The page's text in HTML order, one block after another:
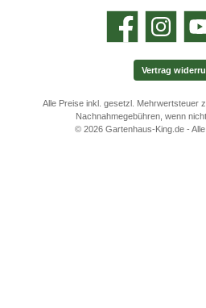
Facebook Instagram
Vertrag
Alle Preise inkl. gesetzl. Mehrwertsteuer
Nachnahmegebühren, wenn
© 2026 Gartenhaus-King.de -